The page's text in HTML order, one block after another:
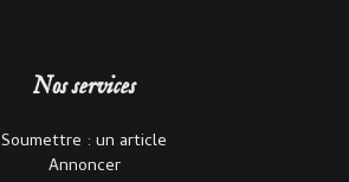
Nos services
Soumettre : un article
Annoncer